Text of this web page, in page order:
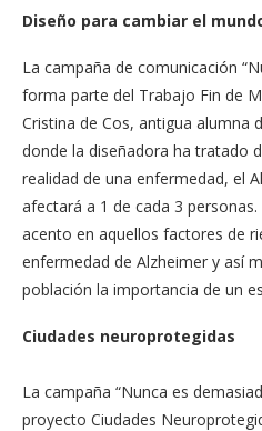
Diseño para cambiar el
La campaña de comunicación
forma parte del Trabajo Fin de
Cristina de Cos, antigua alumna
donde la diseñadora ha tratado
realidad de una enfermedad, el
afectará a 1 de cada 3
acento en aquellos factores de
enfermedad de Alzheimer y así
población la importancia de un
Ciudades neuroprotegidas
La campaña “Nunca es
proyecto Ciudades